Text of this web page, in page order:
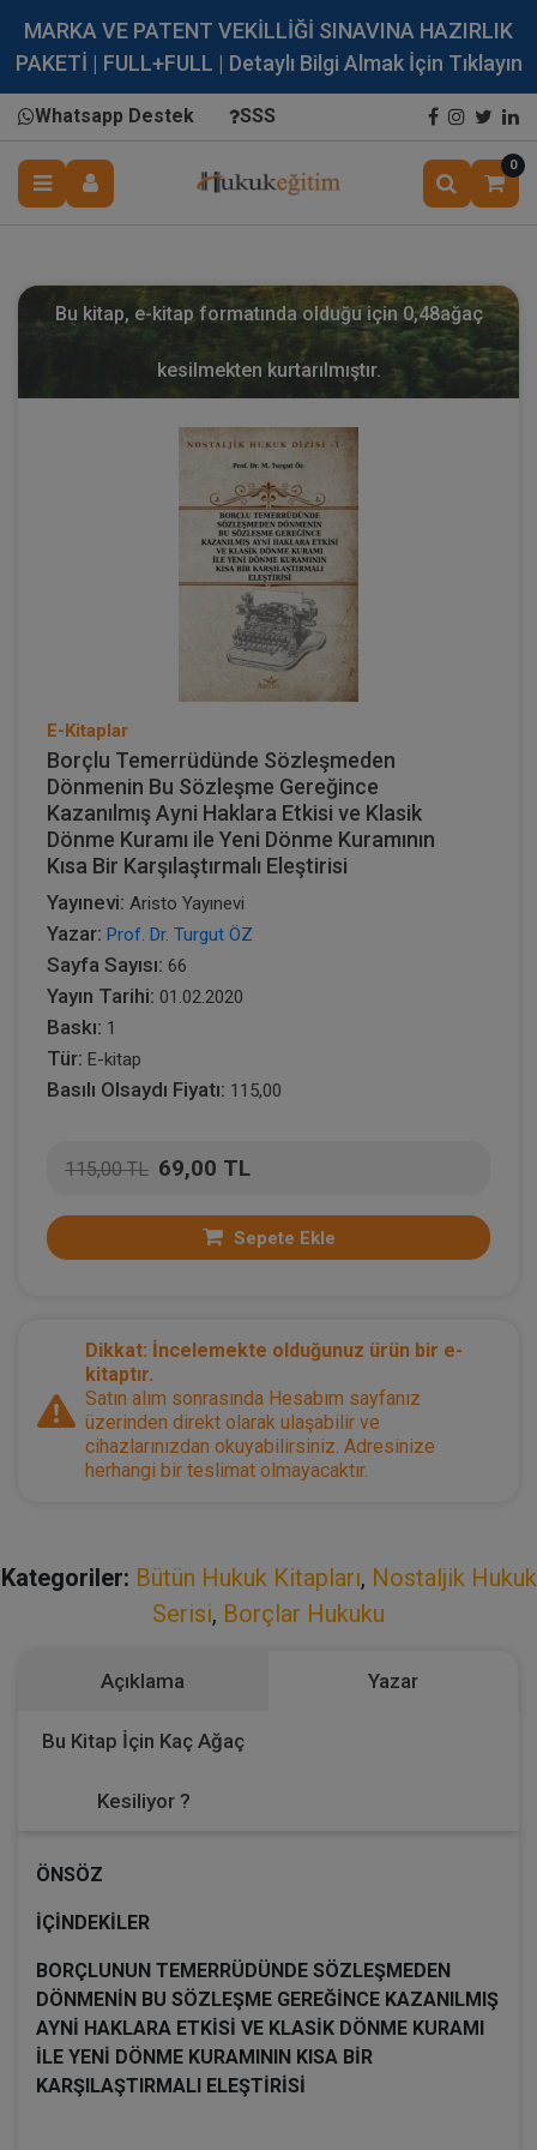
MARKA VE PATENT VEKİLLİĞİ SINAVINA HAZIRLIK
PAKETİ | FULL+FULL | Detaylı Bilgi Almak İçin Tıklayın
Whatsapp Destek SSS
0
Bu kitap, e-kitap formatında olduğu için 0,48ağaç
kesilmekten kurtarılmıştır.
E-Kitaplar
Borçlu Temerrüdünde Sözleşmeden
Dönmenin Bu Sözleşme Gereğince
Kazanılmış Ayni Haklara Etkisi ve Klasik
Dönme Kuramı ile Yeni Dönme Kuramının
Kısa Bir Karşılaştırmalı Eleştirisi
Yayınevi: Aristo Yayınevi
Yazar: Prof. Dr. Turgut ÖZ
Sayfa Sayısı: 66
Yayın Tarihi: 01.02.2020
Baskı: 1
Tür: E-kitap
Basılı Olsaydı Fiyatı: 115,00
115,00 TL 69,00 TL
Sepete Ekle
Dikkat: İncelemekte olduğunuz ürün bir e-
kitaptır.
Satın alım sonrasında Hesabım sayfanız
üzerinden direkt olarak ulaşabilir ve
cihazlarınızdan okuyabilirsiniz. Adresinize
herhangi bir teslimat olmayacaktır.
Kategoriler: Bütün Hukuk Kitapları, Nostaljik Hukuk
Serisi, Borçlar Hukuku
Açıklama Yazar
Bu Kitap İçin Kaç Ağaç
Kesiliyor ?
ÖNSÖZ
İÇİNDEKİLER
BORÇLUNUN TEMERRÜDÜNDE SÖZLEŞMEDEN
DÖNMENİN BU SÖZLEŞME GEREĞİNCE KAZANILMIŞ
AYNİ HAKLARA ETKİSİ VE KLASİK DÖNME KURAMI
İLE YENİ DÖNME KURAMININ KISA BİR
KARŞILAŞTIRMALI ELEŞTİRİSİ